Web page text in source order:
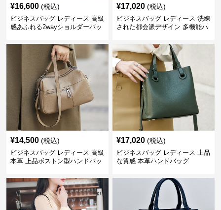
¥16,600 (税込)
ビジネスバッグ レディース 高級
感あふれる2wayショルダーバッ
¥17,020 (税込)
ビジネスバッグ レディース 洗練
された都会派デザイン 多機能ハ
¥14,500 (税込)
ビジネスバッグ レディース 高級
本革 上品ボストン型ハンドバッ
¥17,020 (税込)
ビジネスバッグ レディース 上品
な質感 本革ハンドバッグ